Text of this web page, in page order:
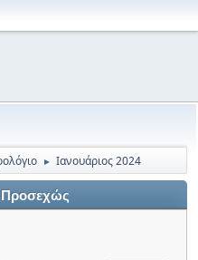
► Ιανουάριος 2024
Προσεχώς